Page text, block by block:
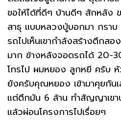
ขอให้ได้ที่ดีๆ บ้านดีๆ สักหลัง
สาธุ แบบหลวงปู่บอกมา กรา
รถไปเห็นเขากำลังสร้างตึกส
มาก ข้างหลังจอดรถได้ 20-
โทรไป ผมหยอง ลูกหยี ครับ หั
ยังครับคุณหยอง เข้ามาคุยกัน
แต่ตึกมัน 6 ล้าน ทำสัญญาเขา
แล้วผ่อนโครงการไปเรื่อยๆ